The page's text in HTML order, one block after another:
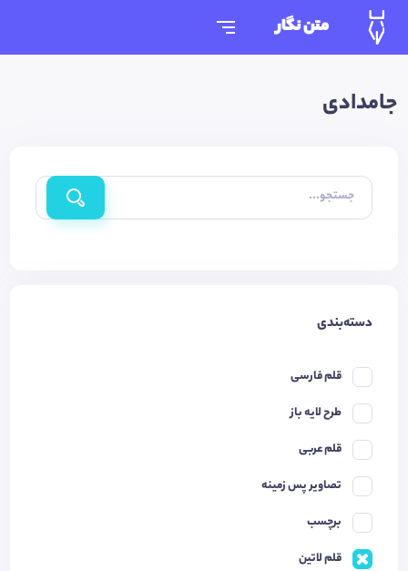
متن نگار
جامدادی
جستجو...
دسته‌بندی
قلم فارسی
طرح لایه باز
قلم عربی
تصاویر پس زمینه
برچسب
قلم لاتین